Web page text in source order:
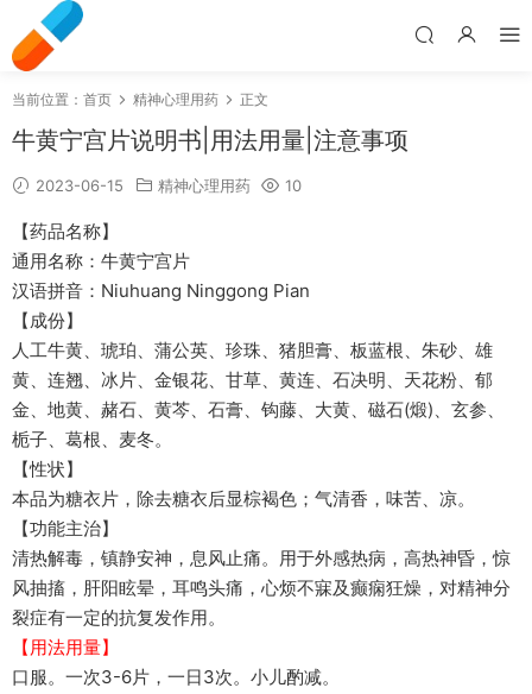
当前位置： 首页 精神心理用药 正文
牛黄宁宫片说明书|用法用量|注意事项
2023-06-15 精神心理用药 10
【药品名称】
通用名称：牛黄宁宫片
汉语拼音：Niuhuang Ninggong Pian
【成份】
人工牛黄、琥珀、蒲公英、珍珠、猪胆膏、板蓝根、朱砂、雄
黄、连翘、冰片、金银花、甘草、黄连、石决明、天花粉、郁
金、地黄、赭石、黄芩、石膏、钩藤、大黄、磁石(煅)、玄参、
栀子、葛根、麦冬。
【性状】
本品为糖衣片，除去糖衣后显棕褐色；气清香，味苦、凉。
【功能主治】
清热解毒，镇静安神，息风止痛。用于外感热病，高热神昏，惊
风抽搐，肝阳眩晕，耳鸣头痛，心烦不寐及癫痫狂燥，对精神分
裂症有一定的抗复发作用。
【用法用量】
口服。一次3-6片，一日3次。小儿酌减。